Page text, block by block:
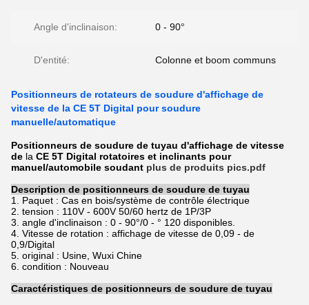
Angle d'inclinaison: 0 - 90°
D'entité: Colonne et boom communs
Positionneurs de rotateurs de soudure d'affichage de
vitesse de la CE 5T Digital pour soudure
manuelle/automatique
Positionneurs de soudure de tuyau d'affichage de vitesse
de la CE 5T Digital rotatoires et inclinants pour
manuel/automobile soudant plus de produits pics.pdf
Description de positionneurs de soudure de tuyau
1. Paquet : Cas en bois/système de contrôle électrique
2. tension : 110V - 600V 50/60 hertz de 1P/3P
3. angle d'inclinaison : 0 - 90°/0 - ° 120 disponibles.
4. Vitesse de rotation : affichage de vitesse de 0,09 - de
0,9/Digital
5. original : Usine, Wuxi Chine
6. condition : Nouveau
Caractéristiques de positionneurs de soudure de tuyau